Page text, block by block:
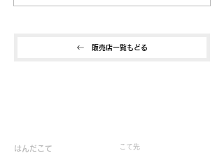
販売店一覧もどる
はんだこて こて先